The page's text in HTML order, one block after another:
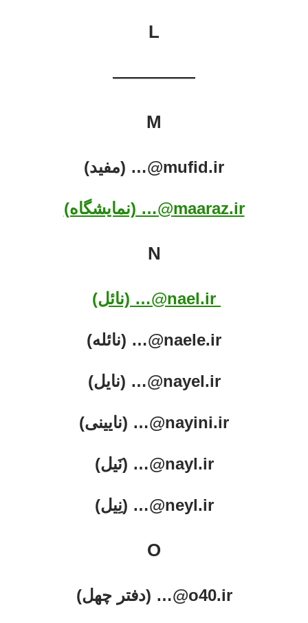
L
—————
M
mufid.ir@… (مفید)
maaraz.ir@… (نمایشگاه)
N
naele.ir@… (نائله)
nayel.ir@… (نایل)
nayini.ir@… (نایینی)
nayl.ir@… (نَیل)
neyl.ir@… (نِیل)
O
o40.ir@… (دفتر چهل)